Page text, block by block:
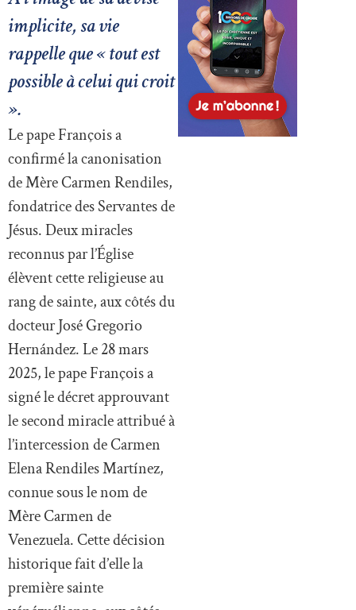
implicite, sa vie
rappelle que « tout est
possible à celui qui croit
».
Le pape François a
confirmé la canonisation
de Mère Carmen Rendiles,
fondatrice des Servantes de
Jésus. Deux miracles
reconnus par l’Église
élèvent cette religieuse au
rang de sainte, aux côtés du
docteur José Gregorio
Hernández. Le 28 mars
2025, le pape François a
signé le décret approuvant
le second miracle attribué à
l’intercession de Carmen
Elena Rendiles Martínez,
connue sous le nom de
Mère Carmen de
Venezuela. Cette décision
historique fait d’elle la
première sainte